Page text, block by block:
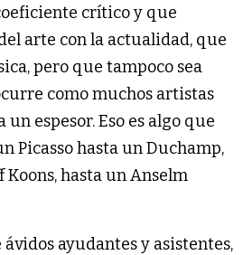
crítico y que
arte con la actualidad, que
pero que tampoco sea
como muchos artistas
espesor. Eso es algo que
Picasso hasta un Duchamp,
Koons, hasta un Anselm
ayudantes y asistentes,